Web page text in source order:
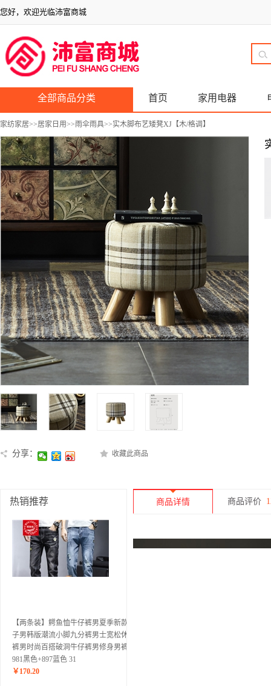
您好，欢迎光临沛富商城
全部商品分类 首页 家用电器
家纺家居>>居家日用>>雨伞雨具>>实木脚布艺矮凳XJ【木/格调】
分享： 收藏此商品
热销推荐
【两条装】鳄鱼恤牛仔裤男夏季新款裤
子男韩版潮流小脚九分裤男士宽松休闲
裤男时尚百搭破洞牛仔裤男修身男裤
981黑色+897蓝色 31
￥ 170.20
商品详情 商品评价